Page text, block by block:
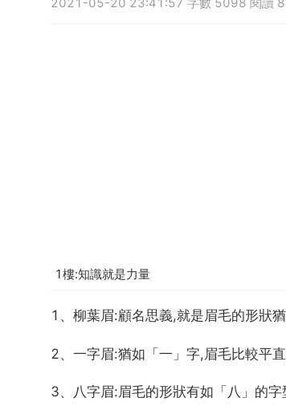
2021-05-20 23:41:57 字數 5098 閱讀
1樓:知識就是力量
1、柳葉眉:顧名思義,就是眉毛的形狀
2、一字眉:猶如「一」字,眉毛比較平
3、八字眉:眉毛的形狀有如「八」的字